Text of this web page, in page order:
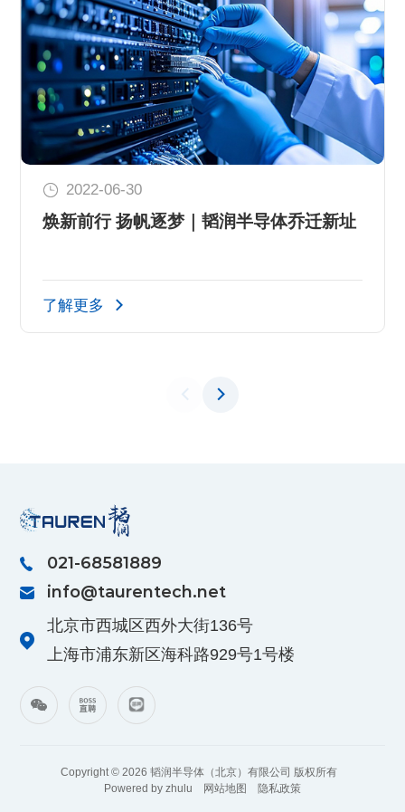
2022-06-30
焕新前行 扬帆逐梦｜韬润半导体乔迁新址
了解更多
021-68581889
info@taurentech.net
北京市西城区西外大街136号
上海市浦东新区海科路929号1号楼
Copyright © 2026 韬润半导体（北京）有限公司 版权所有
Powered by zhulu
网站地图 隐私政策